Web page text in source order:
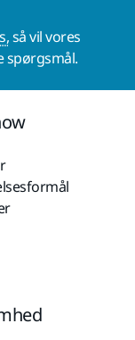
så vil vores
spørgsmål.